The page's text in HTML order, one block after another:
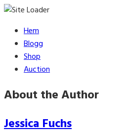
Skip
content
Hem
Blogg
Shop
Auction
About the Author
Jessica Fuchs